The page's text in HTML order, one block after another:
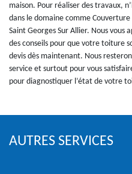
maison. Pour réaliser des travaux,
dans le domaine comme
Saint Georges Sur Allier. Nous vous
des conseils pour que votre toiture
devis dès maintenant. Nous
service et surtout pour vous
pour diagnostiquer l’état de votre
AUTRES SERVICES